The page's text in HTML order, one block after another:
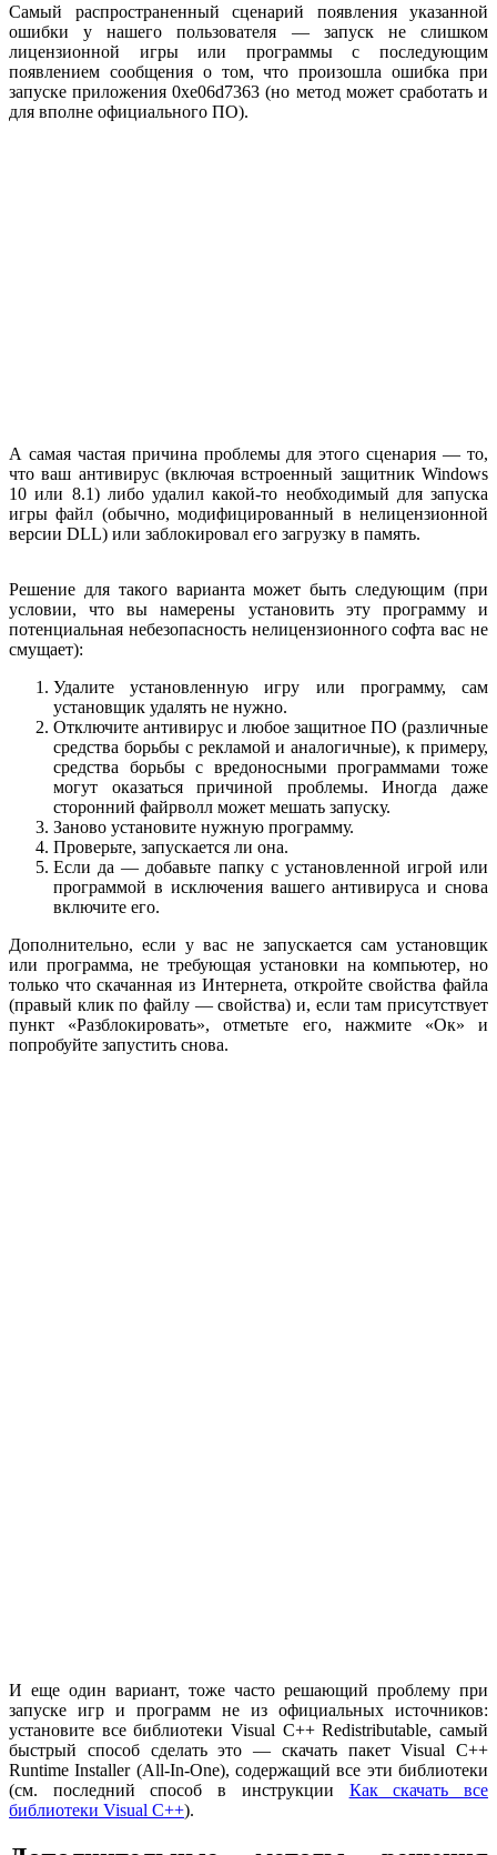
Самый распространенный сценарий появления указанной
ошибки у нашего пользователя — запуск не слишком
лицензионной игры или программы с последующим
появлением сообщения о том, что произошла ошибка при
запуске приложения 0xe06d7363 (но метод может сработать и
для вполне официального ПО).
А самая частая причина проблемы для этого сценария — то,
что ваш антивирус (включая встроенный защитник Windows
10 или 8.1) либо удалил какой-то необходимый для запуска
игры файл (обычно, модифицированный в нелицензионной
версии DLL) или заблокировал его загрузку в память.
Решение для такого варианта может быть следующим (при
условии, что вы намерены установить эту программу и
потенциальная небезопасность нелицензионного софта вас не
смущает):
Удалите установленную игру или программу, сам
установщик удалять не нужно.
Отключите антивирус и любое защитное ПО (различные
средства борьбы с рекламой и аналогичные), к примеру,
средства борьбы с вредоносными программами тоже
могут оказаться причиной проблемы. Иногда даже
сторонний файрволл может мешать запуску.
Заново установите нужную программу.
Проверьте, запускается ли она.
Если да — добавьте папку с установленной игрой или
программой в исключения вашего антивируса и снова
включите его.
Дополнительно, если у вас не запускается сам установщик
или программа, не требующая установки на компьютер, но
только что скачанная из Интернета, откройте свойства файла
(правый клик по файлу — свойства) и, если там присутствует
пункт «Разблокировать», отметьте его, нажмите «Ок» и
попробуйте запустить снова.
И еще один вариант, тоже часто решающий проблему при
запуске игр и программ не из официальных источников:
установите все библиотеки Visual C++ Redistributable, самый
быстрый способ сделать это — скачать пакет Visual C++
Runtime Installer (All-In-One), содержащий все эти библиотеки
(см. последний способ в инструкции Как скачать все
библиотеки Visual C++).